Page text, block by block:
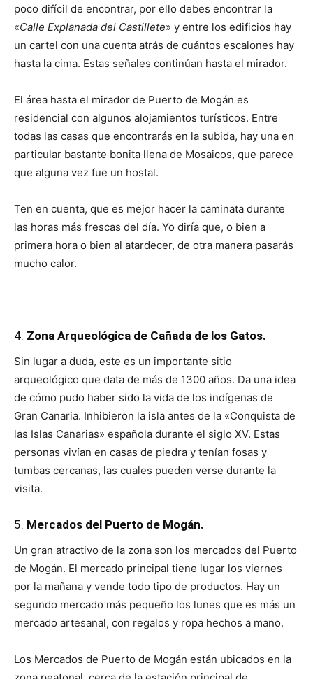
poco difícil de encontrar, por ello debes encontrar la
«Calle Explanada del Castillete» y entre los edificios hay
un cartel con una cuenta atrás de cuántos escalones hay
hasta la cima. Estas señales continúan hasta el mirador.
El área hasta el mirador de Puerto de Mogán es
residencial con algunos alojamientos turísticos. Entre
todas las casas que encontrarás en la subida, hay una en
particular bastante bonita llena de Mosaicos, que parece
que alguna vez fue un hostal.
Ten en cuenta, que es mejor hacer la caminata durante
las horas más frescas del día. Yo diría que, o bien a
primera hora o bien al atardecer, de otra manera pasarás
mucho calor.
4. Zona Arqueológica de Cañada de los Gatos.
Sin lugar a duda, este es un importante sitio
arqueológico que data de más de 1300 años. Da una idea
de cómo pudo haber sido la vida de los indígenas de
Gran Canaria. Inhibieron la isla antes de la «Conquista de
las Islas Canarias» española durante el siglo XV. Estas
personas vivían en casas de piedra y tenían fosas y
tumbas cercanas, las cuales pueden verse durante la
visita.
5. Mercados del Puerto de Mogán.
Un gran atractivo de la zona son los mercados del Puerto
de Mogán. El mercado principal tiene lugar los viernes
por la mañana y vende todo tipo de productos. Hay un
segundo mercado más pequeño los lunes que es más un
mercado artesanal, con regalos y ropa hechos a mano.
Los Mercados de Puerto de Mogán están ubicados en la